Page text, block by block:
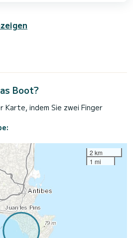
Boot?
Karte, indem Sie zwei Finger
2 km
1 mi